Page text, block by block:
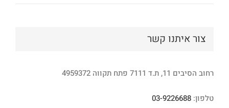
צור איתנו קשר
רחוב הסיבים 11, ת.ד 7111 פתח תקווה 4959372
טלפון: 03-9226688